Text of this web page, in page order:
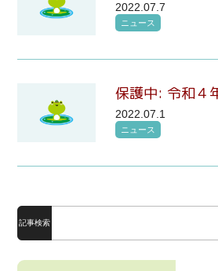
2022.07.7
ニュース
保護中: 令和
2022.07.1
ニュース
記事検索